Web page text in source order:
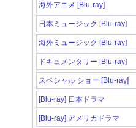
海外アニメ [Blu-ray]
日本ミュージック [Blu-ray]
海外ミュージック [Blu-ray]
ドキュメンタリー [Blu-ray]
スペシャル ショー [Blu-ray]
[Blu-ray] 日本ドラマ
[Blu-ray] アメリカドラマ